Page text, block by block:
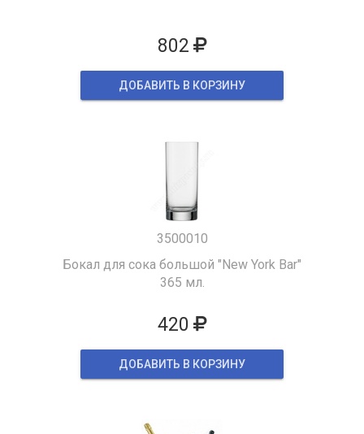
802
ДОБАВИТЬ В КОРЗИНУ
3500010
Бокал для сока большой "New York Bar"
365 мл.
420
ДОБАВИТЬ В КОРЗИНУ